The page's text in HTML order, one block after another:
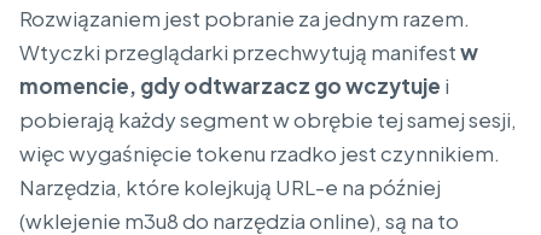
Rozwiązaniem jest pobranie za jednym razem.
Wtyczki przeglądarki przechwytują manifestw
momencie, gdy odtwarzacz go wczytuje i
pobierają każdy segment w obrębie tej samej sesji,
więc wygaśnięcie tokenu rzadko jest czynnikiem.
Narzędzia, które kolejkują URL-e na później
(wklejenie m3u8 do narzędzia online), są na to